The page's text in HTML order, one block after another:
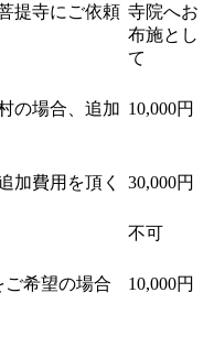
提寺にご依頼 寺院へお
布施とし
て
の場合、追加 10,000円
加費用を頂く
30,000円
不可
ご希望の場合
10,000円